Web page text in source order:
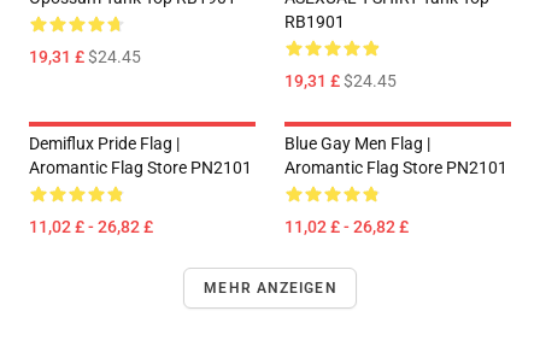
19,31 £$24.45
RB1901
19,31 £$24.45
Demiflux Pride Flag |
Aromantic Flag Store PN2101
11,02 £ - 26,82 £
Blue Gay Men Flag |
Aromantic Flag Store PN2101
11,02 £ - 26,82 £
MEHR ANZEIGEN